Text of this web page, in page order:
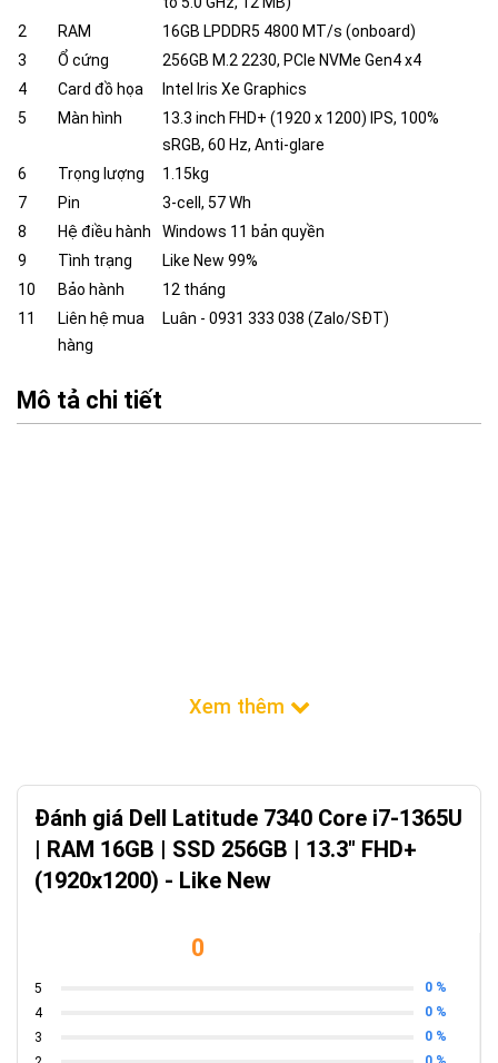
2
RAM
16GB LPDDR5 4800 MT/s (onboard)
3
Ổ cứng
256GB M.2 2230, PCIe NVMe Gen4 x4
4
Card đồ họa
Intel Iris Xe Graphics
5
Màn hình
13.3 inch FHD+ (1920 x 1200) IPS, 100%
sRGB, 60 Hz, Anti-glare
6
Trọng lượng
1.15kg
7
Pin
3-cell, 57 Wh
8
Hệ điều hành
Windows 11 bản quyền
9
Tình trạng
Like New 99%
10
Bảo hành
12 tháng
11
Liên hệ mua
hàng
Luân - 0931 333 038 (Zalo/SĐT)
Mô tả chi tiết
Đánh giá Dell Latitude 7340 Core i7-1365U
| RAM 16GB | SSD 256GB | 13.3" FHD+
(1920x1200) - Like New
0
5
0 %
4
0 %
3
0 %